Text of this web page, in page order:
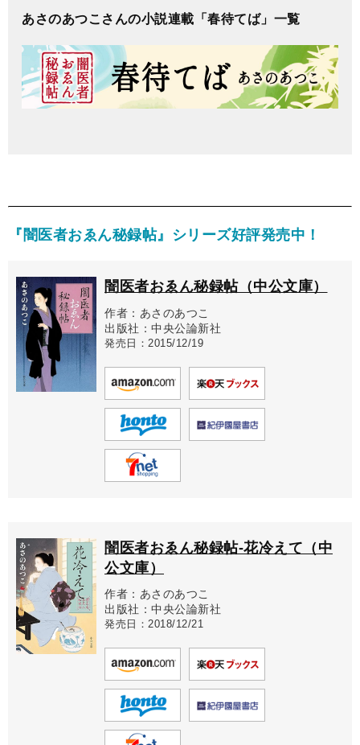
あさのあつこさんの小説連載「春待てば」一覧
『闇医者おゑん秘録帖』シリーズ好評発売中！
闇医者おゑん秘録帖（中公文庫）
作者：あさのあつこ
出版社：中央公論新社
発売日：2015/12/19
闇医者おゑん秘録帖-花冷えて（中
公文庫）
作者：あさのあつこ
出版社：中央公論新社
発売日：2018/12/21